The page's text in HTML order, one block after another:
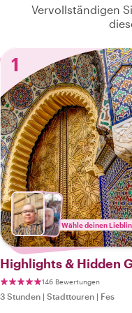
Vervollständigen
1
Wähle deinen
Highlights & Hidden
146 Bewertungen
3 Stunden | Stadttouren | Fes